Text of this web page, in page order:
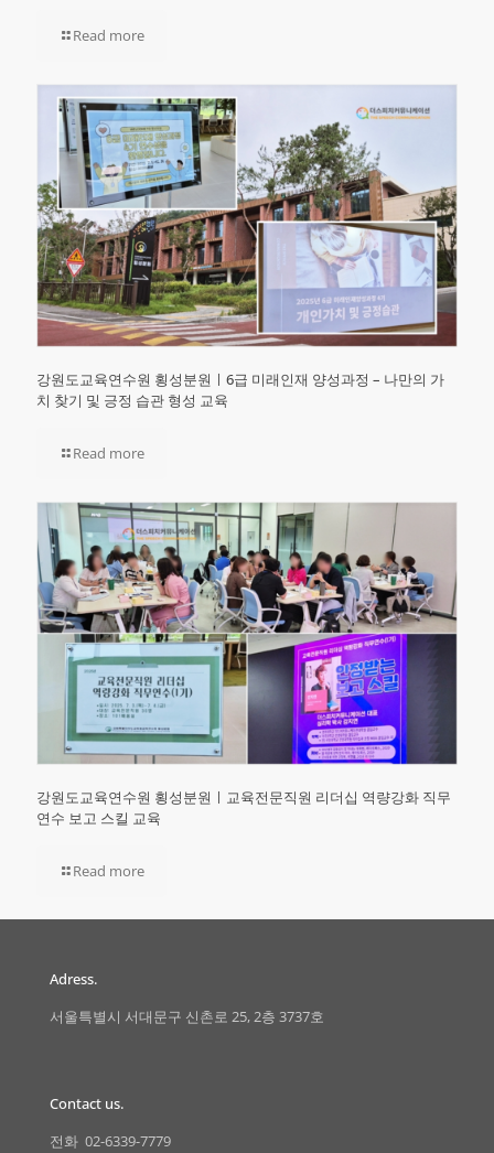
Read more
강원도교육연수원 횡성분원ㅣ6급 미래인재 양성과정 – 나만의 가
치 찾기 및 긍정 습관 형성 교육
Read more
강원도교육연수원 횡성분원ㅣ교육전문직원 리더십 역량강화 직무
연수 보고 스킬 교육
Read more
Adress.
서울특별시 서대문구 신촌로 25, 2층 3737호
Contact us.
전화 02-6339-7779